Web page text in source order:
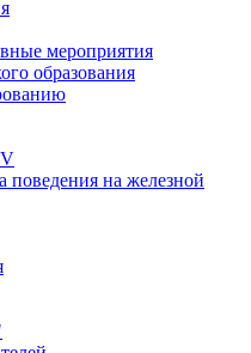
мероприятия
образования
поведения на железной